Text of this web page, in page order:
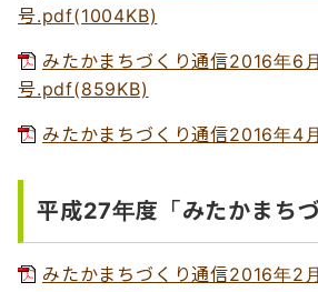
号.pdf(1004KB)
みたかまちづくり通信2016年6
号.pdf(859KB)
みたかまちづくり通信2016年4
平成27年度「みたかまちづ
みたかまちづくり通信2016年2